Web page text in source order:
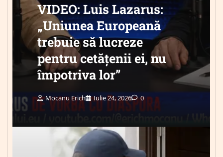
VIDEO: Luis Lazarus:
„Uniunea Europeană
trebuie să lucreze
pentru cetățenii ei, nu
împotriva lor”
Mocanu Erich Iulie 24, 2026 0